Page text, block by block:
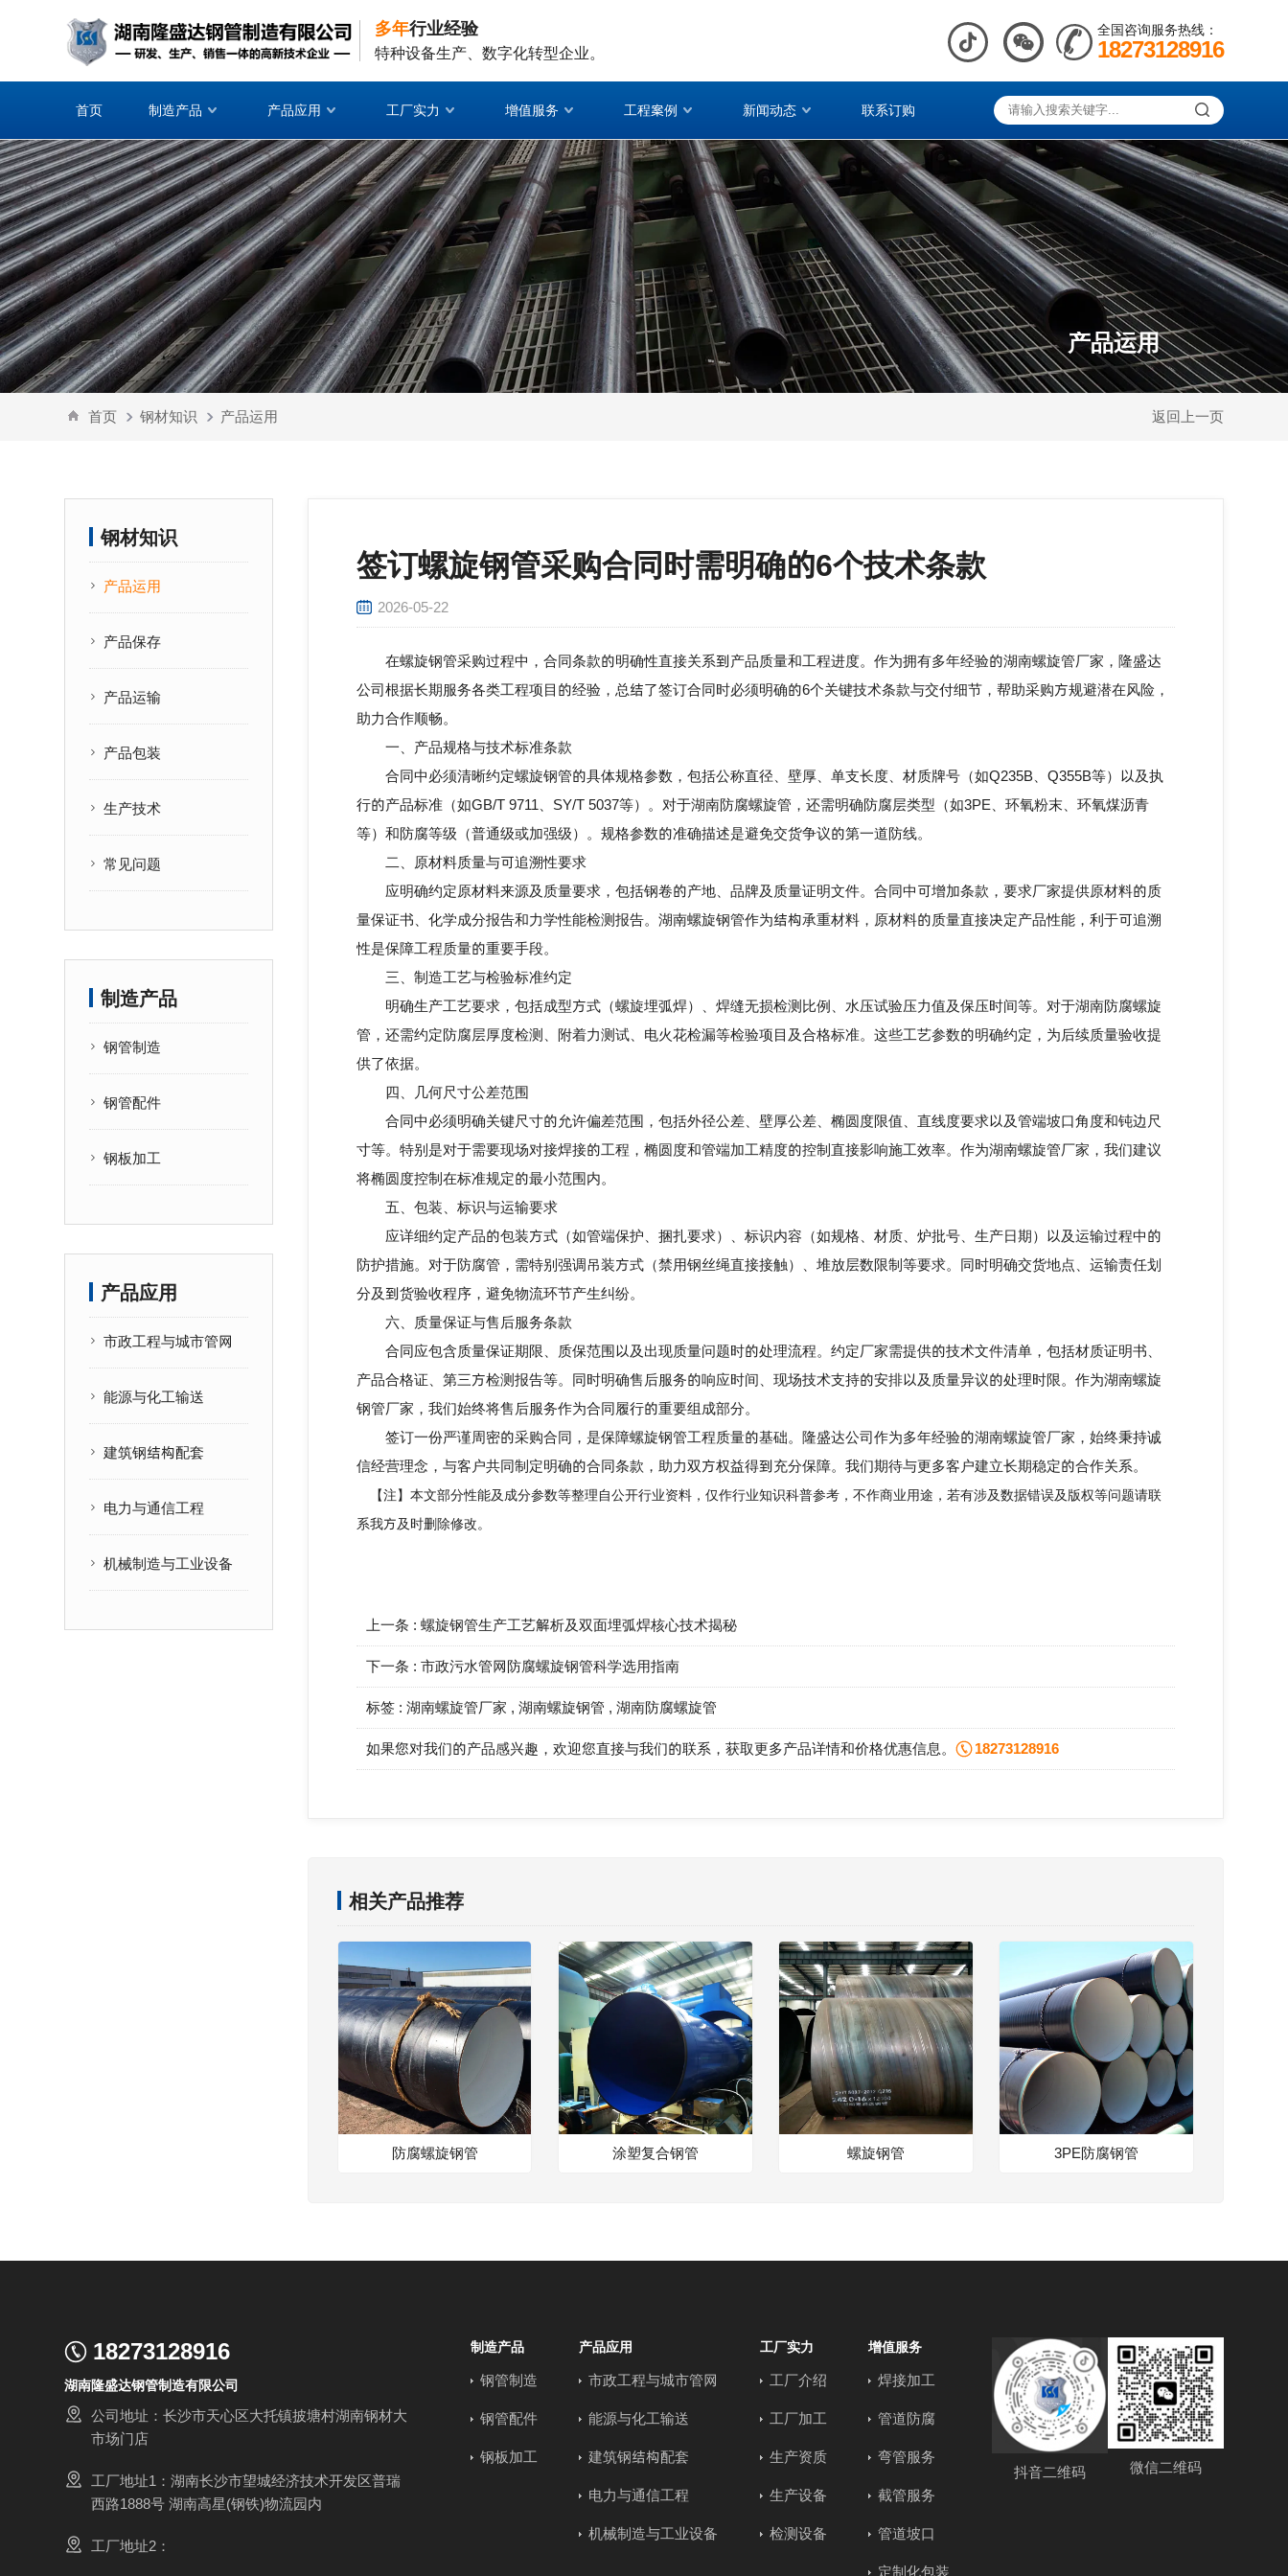
多年行业经验
特种设备生产、数字化转型企业。
全国咨询服务热线：
18273128916
首页 制造产品 产品应用 工厂实力 增值服务 工程案例 新闻动态 联系订购
产品运用
返回上一页
首页 钢材知识 产品运用
钢材知识
产品运用
产品保存
产品运输
产品包装
生产技术
常见问题
制造产品
钢管制造
钢管配件
钢板加工
产品应用
市政工程与城市管网
能源与化工输送
建筑钢结构配套
电力与通信工程
机械制造与工业设备
签订螺旋钢管采购合同时需明确的6个技术条款
2026-05-22
在螺旋钢管采购过程中，合同条款的明确性直接关系到产品质量和工程进度。作为拥有多年经验的湖南螺旋管厂家 ，隆盛达
公司根据长期服务各类工程项目的经验，总结了签订合同时必须明确的6个关键技术条款与交付细节，帮助采购方规避潜在风险，
助力合作顺畅。
一、产品规格与技术标准条款
合同中必须清晰约定螺旋钢管的具体规格参数，包括公称直径、壁厚、单支长度、材质牌号（如Q235B、Q355B等）以及执
行的产品标准（如GB/T 9711、SY/T 5037等）。对于湖南防腐螺旋管 ，还需明确防腐层类型（如3PE、环氧粉末、环氧煤沥青
等）和防腐等级（普通级或加强级）。规格参数的准确描述是避免交货争议的第一道防线。
二、原材料质量与可追溯性要求
应明确约定原材料来源及质量要求，包括钢卷的产地、品牌及质量证明文件。合同中可增加条款，要求厂家提供原材料的质
量保证书、化学成分报告和力学性能检测报告。湖南螺旋钢管作为结构承重材料，原材料的质量直接决定产品性能，利于可追溯
性是保障工程质量的重要手段。
三、制造工艺与检验标准约定
明确生产工艺要求，包括成型方式（螺旋埋弧焊）、焊缝无损检测比例、水压试验压力值及保压时间等。对于湖南防腐螺旋
管，还需约定防腐层厚度检测、附着力测试、电火花检漏等检验项目及合格标准。这些工艺参数的明确约定，为后续质量验收提
供了依据。
四、几何尺寸公差范围
合同中必须明确关键尺寸的允许偏差范围，包括外径公差、壁厚公差、椭圆度限值、直线度要求以及管端坡口角度和钝边尺
寸等。特别是对于需要现场对接焊接的工程，椭圆度和管端加工精度的控制直接影响施工效率。作为湖南螺旋管厂家，我们建议
将椭圆度控制在标准规定的最小范围内。
五、包装、标识与运输要求
应详细约定产品的包装方式（如管端保护、捆扎要求）、标识内容（如规格、材质、炉批号、生产日期）以及运输过程中的
防护措施。对于防腐管，需特别强调吊装方式（禁用钢丝绳直接接触）、堆放层数限制等要求。同时明确交货地点、运输责任划
分及到货验收程序，避免物流环节产生纠纷。
六、质量保证与售后服务条款
合同应包含质量保证期限、质保范围以及出现质量问题时的处理流程。约定厂家需提供的技术文件清单，包括材质证明书、
产品合格证、第三方检测报告等。同时明确售后服务的响应时间、现场技术支持的安排以及质量异议的处理时限。作为湖南螺旋
钢管厂家 ，我们始终将售后服务作为合同履行的重要组成部分。
签订一份严谨周密的采购合同，是保障螺旋钢管工程质量的基础。隆盛达公司作为多年经验的湖南螺旋管厂家 ，始终秉持诚
信经营理念，与客户共同制定明确的合同条款，助力双方权益得到充分保障。我们期待与更多客户建立长期稳定的合作关系。
【注】本文部分性能及成分参数等整理自公开行业资料，仅作行业知识科普参考，不作商业用途，若有涉及数据错误及版权等问题请联
系我方及时删除修改。
上一条 :螺旋钢管生产工艺解析及双面埋弧焊核心技术揭秘
下一条 :市政污水管网防腐螺旋钢管科学选用指南
标签 :湖南螺旋管厂家 ,湖南螺旋钢管 ,湖南防腐螺旋管
如果您对我们的产品感兴趣，欢迎您直接与我们的联系，获取更多产品详情和价格优惠信息。 18273128916
相关产品推荐
防腐螺旋钢管 涂塑复合钢管 螺旋钢管 3PE防腐钢管
18273128916
湖南隆盛达钢管制造有限公司
公司地址：长沙市天心区大托镇披塘村湖南钢材大
市场门店
工厂地址1：湖南长沙市望城经济技术开发区普瑞
西路1888号 湖南高星(钢铁)物流园内
工厂地址2：
制造产品
钢管制造
钢管配件
钢板加工
产品应用
市政工程与城市管网
能源与化工输送
建筑钢结构配套
电力与通信工程
机械制造与工业设备
工厂实力
工厂介绍
工厂加工
生产资质
生产设备
检测设备
增值服务
焊接加工
管道防腐
弯管服务
截管服务
管道坡口
定制化包装
抖音二维码 微信二维码